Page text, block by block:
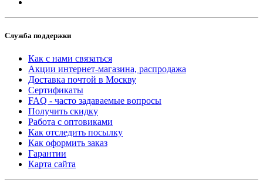
Служба поддержки
Как с нами связаться
Акции интернет-магазина, распродажа
Доставка почтой в Москву
Сертификаты
FAQ - часто задаваемые вопросы
Получить скидку
Работа с оптовиками
Как отследить посылку
Как оформить заказ
Гарантии
Карта сайта